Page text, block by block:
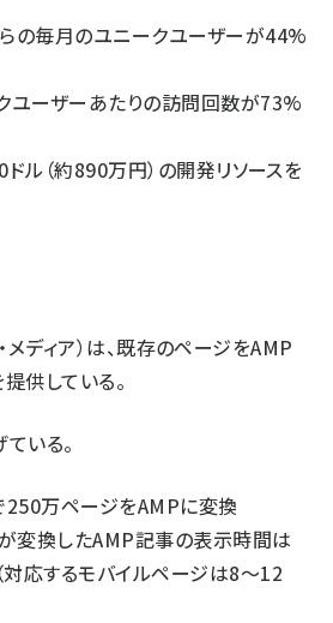
の毎月のユニークユーザーが44%
ユーザーあたりの訪問回数が73%
ル（約890万円）の開発リソースを
ディア）は、既存のページをAMP
供している。
いる。
万ページをAMPに変換
が変換したAMP記事の表示時間は
対応するモバイルページは8～12